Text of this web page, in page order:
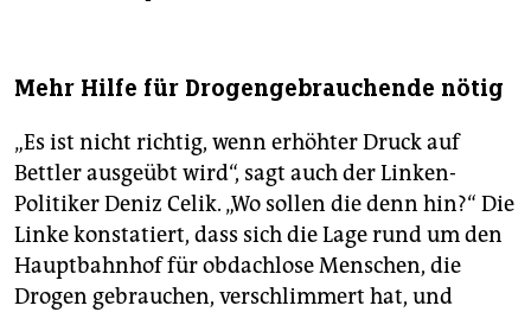
Mehr Hilfe für Drogengebrauchende nötig
„Es ist nicht richtig, wenn erhöhter Druck auf
Bettler ausgeübt wird“, sagt auch der Linken-
Politiker Deniz Celik. „Wo sollen die denn hin?“ Die
Linke konstatiert, dass sich die Lage rund um den
Hauptbahnhof für obdachlose Menschen, die
Drogen gebrauchen, verschlimmert hat, und